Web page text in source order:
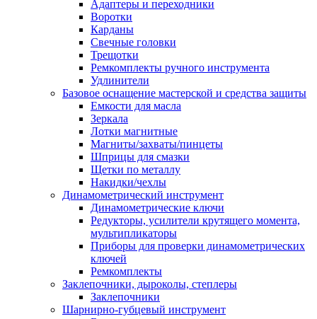
Адаптеры и переходники
Воротки
Карданы
Свечные головки
Трещотки
Ремкомплекты ручного инструмента
Удлинители
Базовое оснащение мастерской и средства защиты
Емкости для масла
Зеркала
Лотки магнитные
Магниты/захваты/пинцеты
Шприцы для смазки
Щетки по металлу
Накидки/чехлы
Динамометрический инструмент
Динамометрические ключи
Редукторы, усилители крутящего момента,
мультипликаторы
Приборы для проверки динамометрических
ключей
Ремкомплекты
Заклепочники, дыроколы, степлеры
Заклепочники
Шарнирно-губцевый инструмент